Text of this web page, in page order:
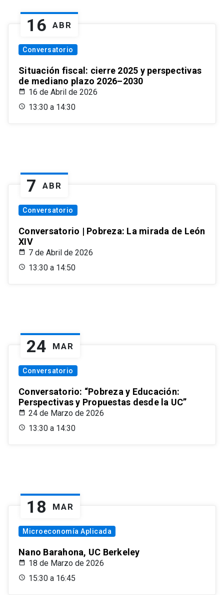
16 ABR
Conversatorio
Situación fiscal: cierre 2025 y perspectivas
de mediano plazo 2026–2030
16 de Abril de 2026
13:30 a 14:30
7 ABR
Conversatorio
Conversatorio | Pobreza: La mirada de León
XIV
7 de Abril de 2026
13:30 a 14:50
24 MAR
Conversatorio
Conversatorio: “Pobreza y Educación:
Perspectivas y Propuestas desde la UC”
24 de Marzo de 2026
13:30 a 14:30
18 MAR
Microeconomía Aplicada
Nano Barahona, UC Berkeley
18 de Marzo de 2026
15:30 a 16:45